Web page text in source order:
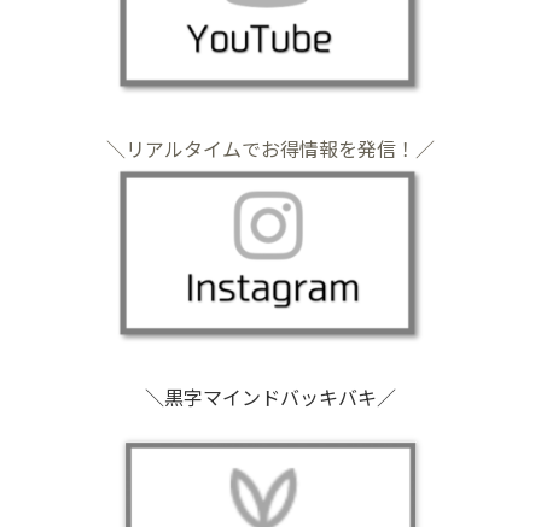
＼リアルタイムでお得情報を発信！／
＼黒字マインドバッキバキ／